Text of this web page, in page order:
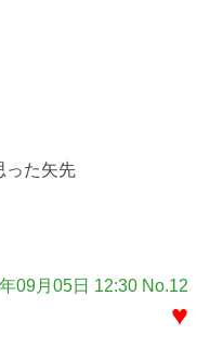
った矢先
09月05日 12:30 No.12
♥